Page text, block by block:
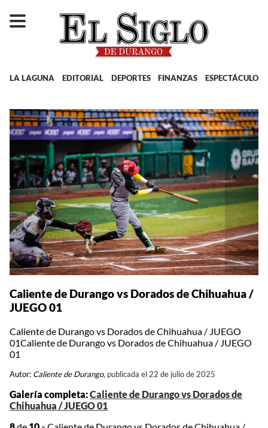
LA LAGUNA EDITORIAL DEPORTES FINANZAS ESPECTÁCULOS
Caliente de Durango vs Dorados de Chihuahua /
JUEGO 01
Caliente de Durango vs Dorados de Chihuahua / JUEGO
01Caliente de Durango vs Dorados de Chihuahua / JUEGO
01
Autor: Caliente de Durango, publicada el 22 de julio de 2025
Galería completa:Caliente de Durango vs Dorados de
Chihuahua / JUEGO 01